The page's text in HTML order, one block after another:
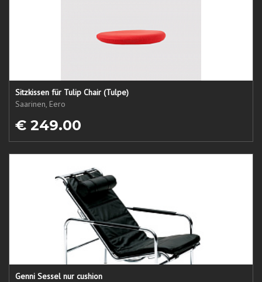
Sitzkissen für Tulip Chair (Tulpe)
Saarinen, Eero
€ 249.00
Genni Sessel nur cushion